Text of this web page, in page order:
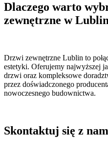
Dlaczego warto
zewnętrzne w
Drzwi zewnętrzne Lublin to
estetyki. Oferujemy najwyższej
drzwi oraz kompleksowe
przez doświadczonego
nowoczesnego budownictwa.
Skontaktuj się z